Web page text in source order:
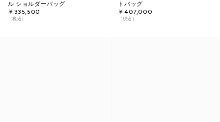
ル ショルダーバッグ
￥335,500
（税込）
トバッグ
￥407,000
（税込）